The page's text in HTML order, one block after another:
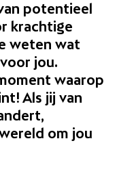
potentieel
krachtige
weten wat
jou.
waarop
Als jij van
om jou